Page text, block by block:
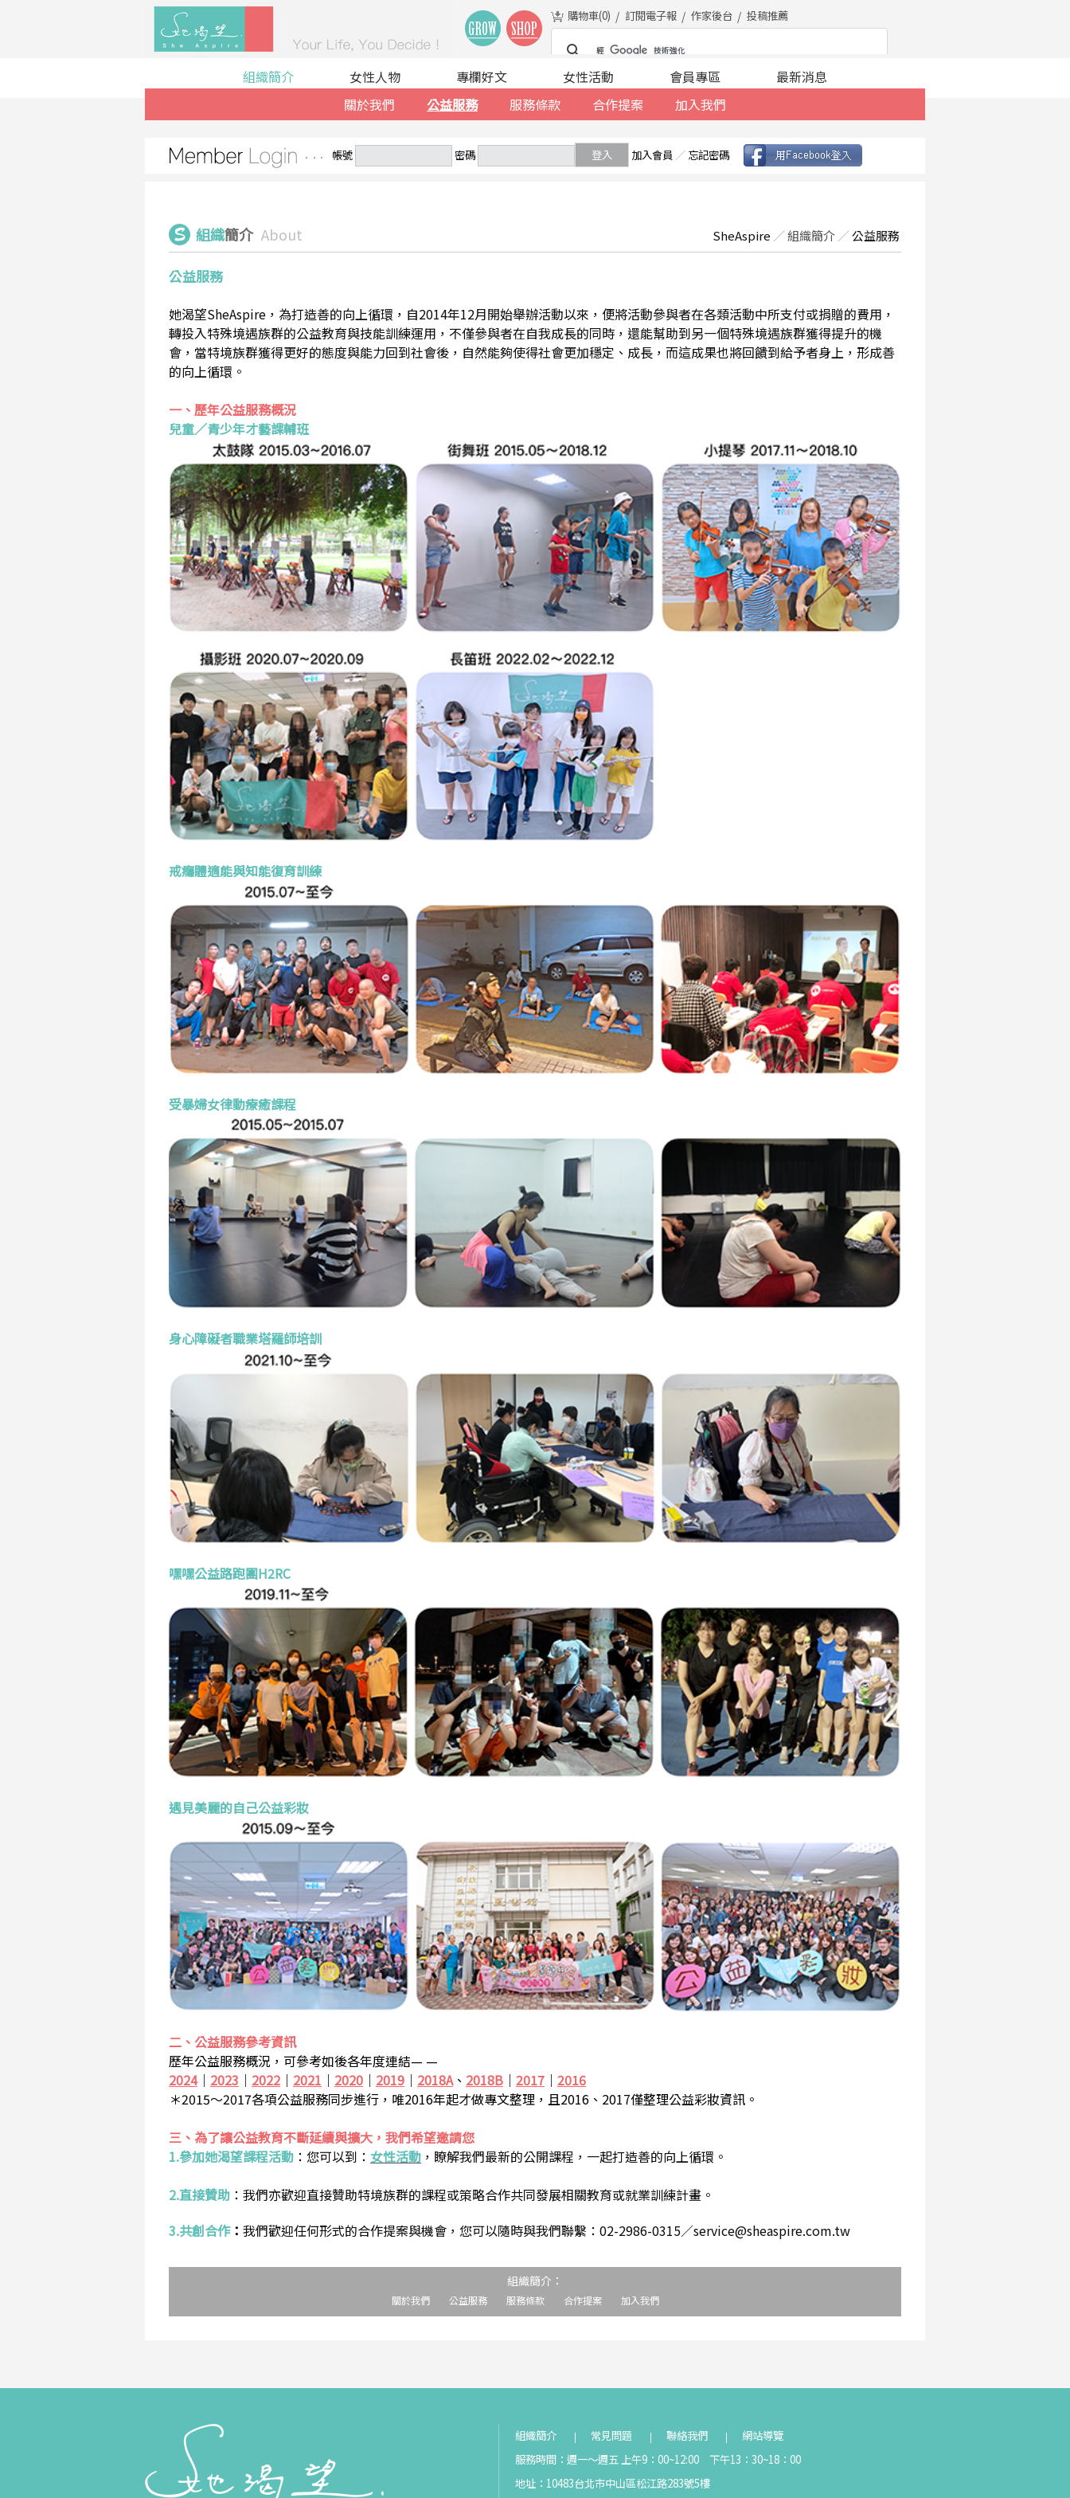
購物車(0) 訂閱電子報 作家後台 投稿推薦
組織簡介
關於我們
公益服務 服務條款 合作提案 加入我們
女性人物 專欄好文 女性活動 會員專區 最新消息
帳號 密碼 登入 加入會員 ／ 忘記密碼
組織簡介 About SheAspire ／組織簡介 ／公益服務
公益服務
她渴望SheAspire，為打造善的向上循環，自2014年12月開始舉辦活動以來，便將活動參與者在各類活動中所支付或捐贈的費用，
轉投入特殊境遇族群的公益教育與技能訓練運用，不僅參與者在自我成長的同時，還能幫助到另一個特殊境遇族群獲得提升的機
會，當特境族群獲得更好的態度與能力回到社會後，自然能夠使得社會更加穩定、成長，而這成果也將回饋到給予者身上，形成善
的向上循環。
一、歷年公益服務概況
兒童／青少年才藝課輔班
戒癮體適能與知能復育訓練
受暴婦女律動療癒課程
身心障礙者職業塔羅師培訓
嘿嘿公益路跑團H2RC
遇見美麗的自己公益彩妝
二、公益服務參考資訊
歷年公益服務概況，可參考如後各年度連結— —
2024｜ 2023 ｜ 2022 ｜ 2021 ｜ 2020 ｜ 2019 ｜ 2018A、 2018B ｜ 2017 ｜ 2016
＊2015～2017各項公益服務同步進行，唯2016年起才做專文整理，且2016、2017僅整理公益彩妝資訊。
三、為了讓公益教育不斷延續與擴大，我們希望邀請您
1.參加她渴望課程活動 ： 您可以到： 女性活動 ，瞭解我們最新的公開課程，一起打造善的向上循環。
2.直接贊助 ： 我們亦歡迎直接贊助特境族群的課程或策略合作共同發展相關教育或就業訓練計畫。
3.共創合作： 我們歡迎任何形式的合作提案與機會，您可以隨時與我們聯繫：02-2986-0315／service@sheaspire.com.tw
組織簡介：
關於我們 公益服務 服務條款 合作提案 加入我們
組織簡介 常見問題 聯絡我們
網站導覽
服務時間：週一～週五 上午9：00~12:00 下午13：30~18：00
地址：10483台北市中山區松江路283號5樓